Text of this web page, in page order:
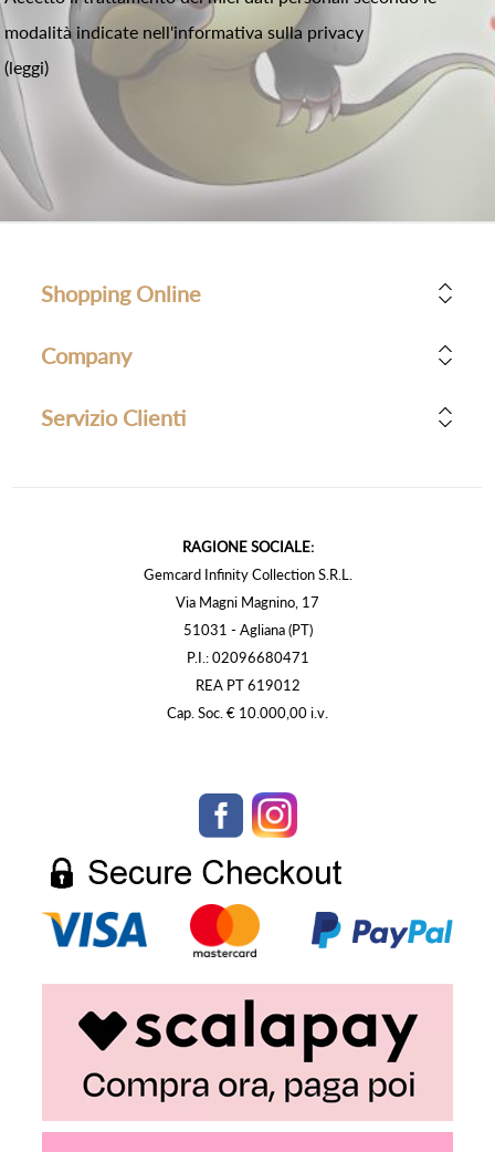
modalità indicate nell'informativa sulla privacy
(leggi)
Shopping Online
Company
Servizio Clienti
RAGIONE SOCIALE:
Gemcard Infinity Collection S.R.L.
Via Magni Magnino, 17
51031 - Agliana (PT)
P.I.: 02096680471
REA PT 619012
Cap. Soc. € 10.000,00 i.v.